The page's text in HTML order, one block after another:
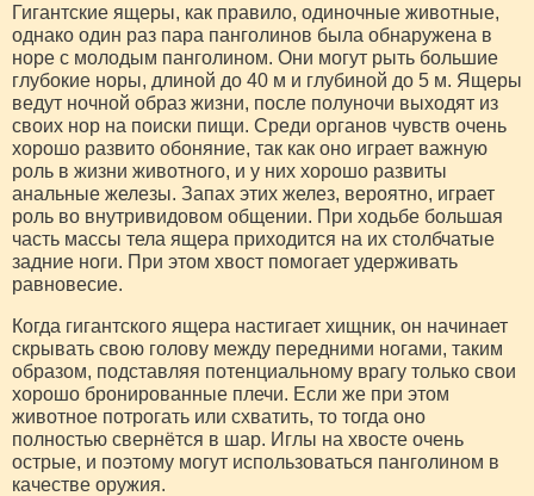
Гигантские ящеры, как правило, одиночные животные,
однако один раз пара панголинов была обнаружена в
норе с молодым панголином. Они могут рыть большие
глубокие норы, длиной до 40 м и глубиной до 5 м. Ящеры
ведут ночной образ жизни, после полуночи выходят из
своих нор на поиски пищи. Среди органов чувств очень
хорошо развито обоняние, так как оно играет важную
роль в жизни животного, и у них хорошо развиты
анальные железы. Запах этих желез, вероятно, играет
роль во внутривидовом общении. При ходьбе большая
часть массы тела ящера приходится на их столбчатые
задние ноги. При этом хвост помогает удерживать
равновесие.
Когда гигантского ящера настигает хищник, он начинает
скрывать свою голову между передними ногами, таким
образом, подставляя потенциальному врагу только свои
хорошо бронированные плечи. Если же при этом
животное потрогать или схватить, то тогда оно
полностью свернётся в шар. Иглы на хвосте очень
острые, и поэтому могут использоваться панголином в
качестве оружия.